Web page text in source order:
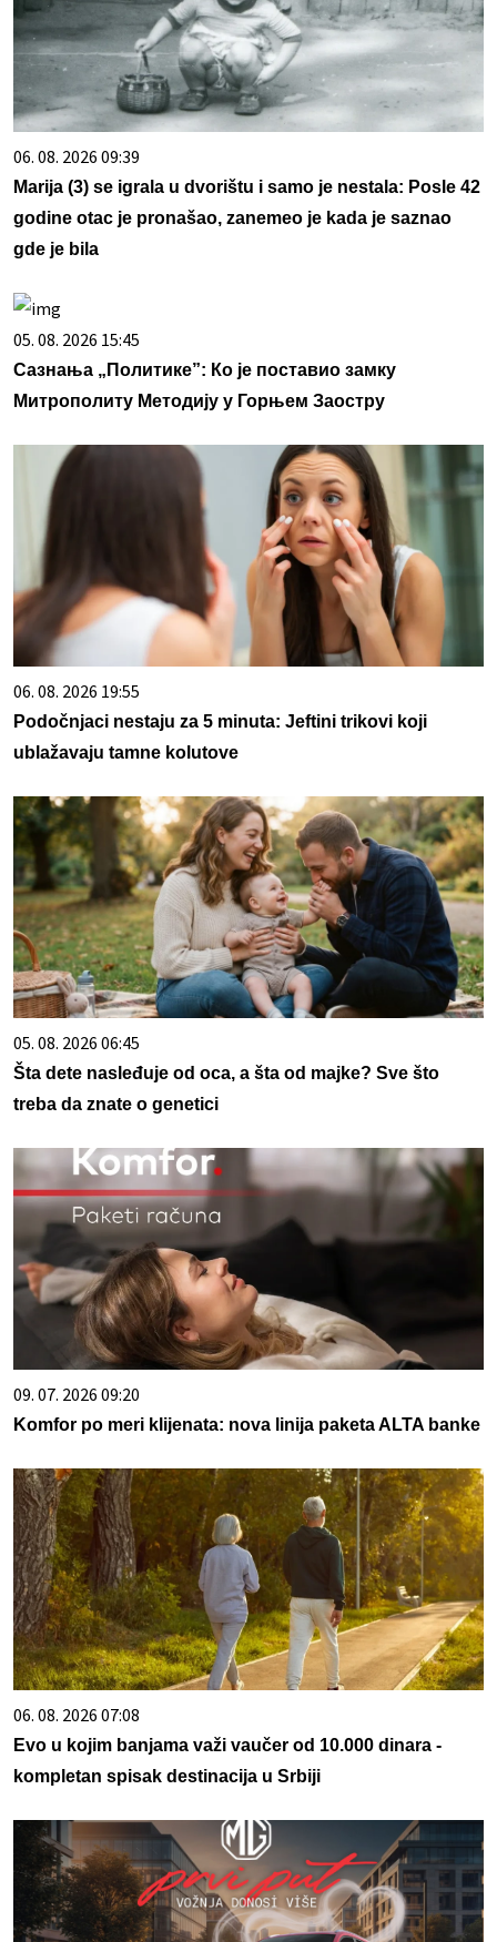
06. 08. 2026 09:39
Marija (3) se igrala u dvorištu i samo je nestala: Posle 42
godine otac je pronašao, zanemeo je kada je saznao
gde je bila
05. 08. 2026 15:45
Сазнања „Политике”: Ко је поставио замку
Митрополиту Методију у Горњем Заостру
06. 08. 2026 19:55
Podočnjaci nestaju za 5 minuta: Jeftini trikovi koji
ublažavaju tamne kolutove
05. 08. 2026 06:45
Šta dete nasleđuje od oca, a šta od majke? Sve što
treba da znate o genetici
09. 07. 2026 09:20
Komfor po meri klijenata: nova linija paketa ALTA banke
06. 08. 2026 07:08
Evo u kojim banjama važi vaučer od 10.000 dinara -
kompletan spisak destinacija u Srbiji